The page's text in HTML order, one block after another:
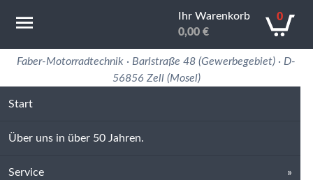
Motorradtechnik Erfahrung in 50 Jahren
Faber-Motorradtechnik · Barlstraße 48 (Gewerbegebiet) · D-
56856 Zell (Mosel)
Start
Über uns in über 50 Jahren.
Service
Ihr Warenkorb
0,00 €
0